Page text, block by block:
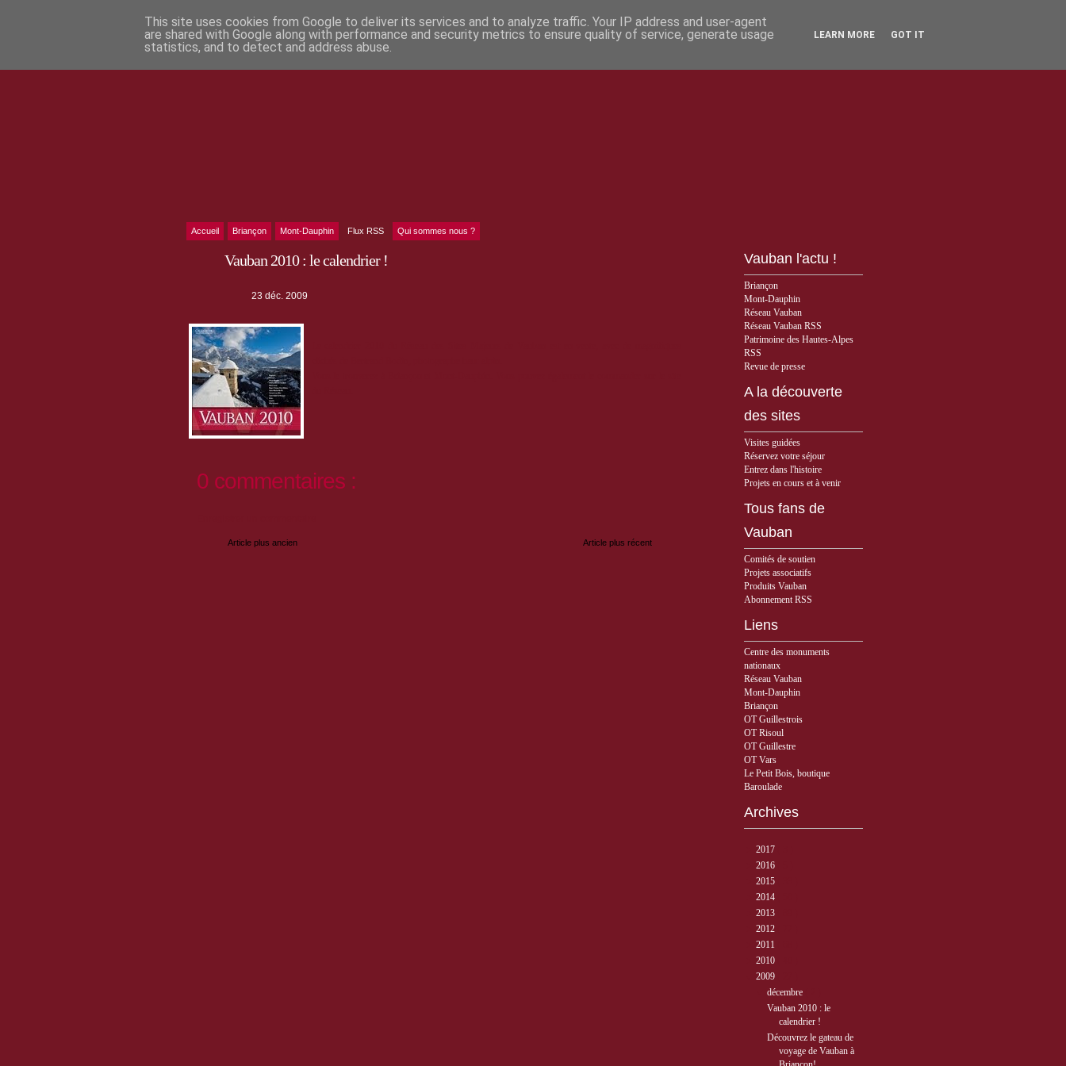
Accueil Briançon Mont-Dauphin Flux RSS Qui sommes nous ?
Vauban 2010 : le calendrier !
23 déc. 2009
0 commentaires :
Article plus récent
Article plus ancien
Vauban l'actu !
Briançon
Mont-Dauphin
Réseau Vauban
Réseau Vauban RSS
Patrimoine des Hautes-Alpes
RSS
Revue de presse
A la découverte
des sites
Visites guidées
Réservez votre séjour
Entrez dans l'histoire
Projets en cours et à venir
Tous fans de
Vauban
Comités de soutien
Projets associatifs
Produits Vauban
Abonnement RSS
Liens
Centre des monuments
nationaux
Réseau Vauban
Mont-Dauphin
Briançon
OT Guillestrois
OT Risoul
OT Guillestre
OT Vars
Le Petit Bois, boutique
Baroulade
Archives
2017
2016
2015
2014
2013
2012
2011
2010
2009
décembre
Vauban 2010 : le
calendrier !
Découvrez le gateau de
voyage de Vauban à
This site uses cookies from Google to deliver its services and to analyze traffic. Your IP address and user-agent
are shared with Google along with performance and security metrics to ensure quality of service, generate usage
statistics, and to detect and address abuse.
LEARN MORE GOT IT